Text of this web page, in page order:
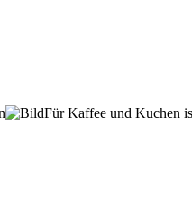
Für Kaffee und Kuchen